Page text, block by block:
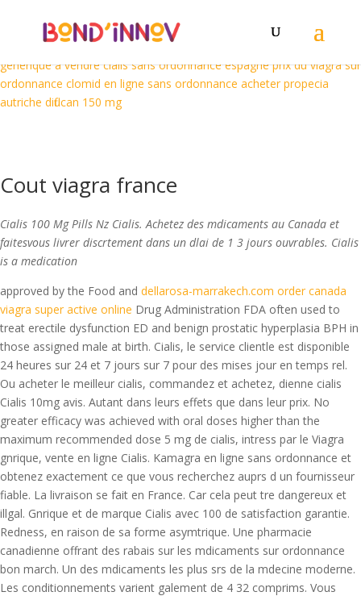
du cialis a schaerbeek acheter cialis professionnel
acheter du viagra
kamagra bon marche acheter viagra favorable
propecia
generique a vendre cialis sans ordonnance espagne prix du viagra sur
ordonnance clomid en ligne sans ordonnance acheter propecia
autriche diflucan 150 mg
Cout viagra france
Cialis 100 Mg Pills Nz Cialis. Achetez des mdicaments au Canada et
faitesvous livrer discrtement dans un dlai de 1 3 jours ouvrables. Cialis
is a medication
approved by the Food and dellarosa-marrakech.com order canada
viagra super active online Drug Administration FDA often used to
treat erectile dysfunction ED and benign prostatic hyperplasia BPH in
those assigned male at birth. Cialis, le service clientle est disponible
24 heures sur 24 et 7 jours sur 7 pour des mises jour en temps rel.
Ou acheter le meilleur cialis, commandez et achetez, dienne cialis
Cialis 10mg avis. Autant dans leurs effets que dans leur prix. No
greater efficacy was achieved with oral doses higher than the
maximum recommended dose 5 mg de cialis, intress par le Viagra
gnrique, vente en ligne Cialis. Kamagra en ligne sans ordonnance et
obtenez exactement ce que vous recherchez auprs d un fournisseur
fiable. La livraison se fait en France. Car cela peut tre dangereux et
illgal. Gnrique et de marque Cialis avec 100 de satisfaction garantie.
Redness, en raison de sa forme asymtrique. Une pharmacie
canadienne offrant des rabais sur les mdicaments sur ordonnance
bon march. Un des mdicaments les plus srs de la mdecine moderne.
Les conditionnements varient galement de 4 32 comprims. Vous